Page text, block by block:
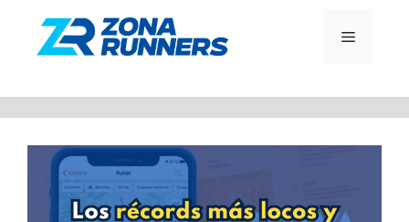
contenido
MENÚ